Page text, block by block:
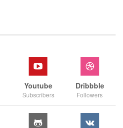
Youtube
Subscribers
Dribbble
Followers